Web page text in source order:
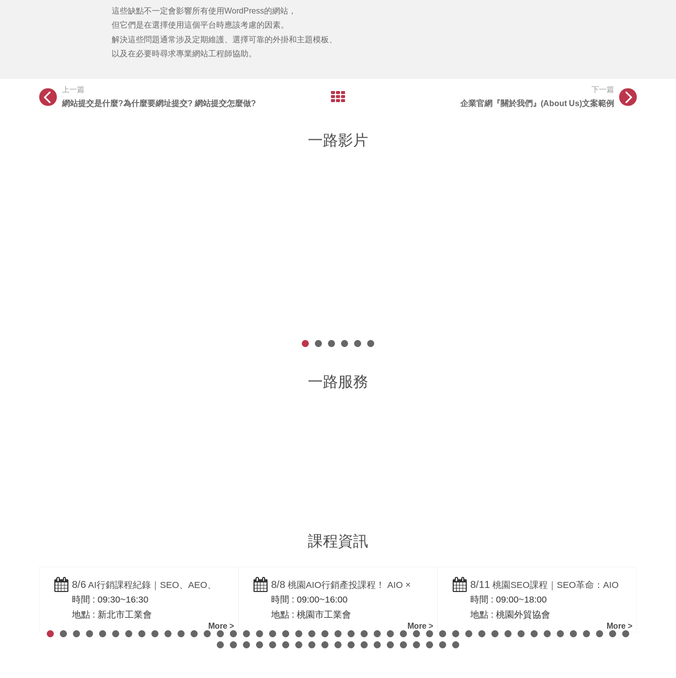
這些缺點不一定會影響所有使用WordPress的網站，
但它們是在選擇使用這個平台時應該考慮的因素。
解決這些問題通常涉及定期維護、選擇可靠的外掛和主題模板、
以及在必要時尋求專業網站工程師協助。
上一篇
網站提交是什麼?為什麼要網址提交? 網站提交怎麼做?
下一篇
企業官網『關於我們』(About Us)文案範例
一路影片
一路服務
課程資訊
8/6 AI行銷課程紀錄｜SEO、AEO、
GEO與需求方思維實戰－黃震宇
時間 : 09:30~16:30
地點 : 新北市工業會
More >
8/8 桃園AIO行銷產投課程！ AIO ×
SEO 實戰｜桃園市工業會-黃震宇老師
親授
時間 : 09:00~16:00
地點 : 桃園市工業會
More >
8/11 桃園SEO課程｜SEO革命：AIO
與GEO網路行銷實戰班｜一路科技黃震
宇
時間 : 09:00~18:00
地點 : 桃園外貿協會
More >